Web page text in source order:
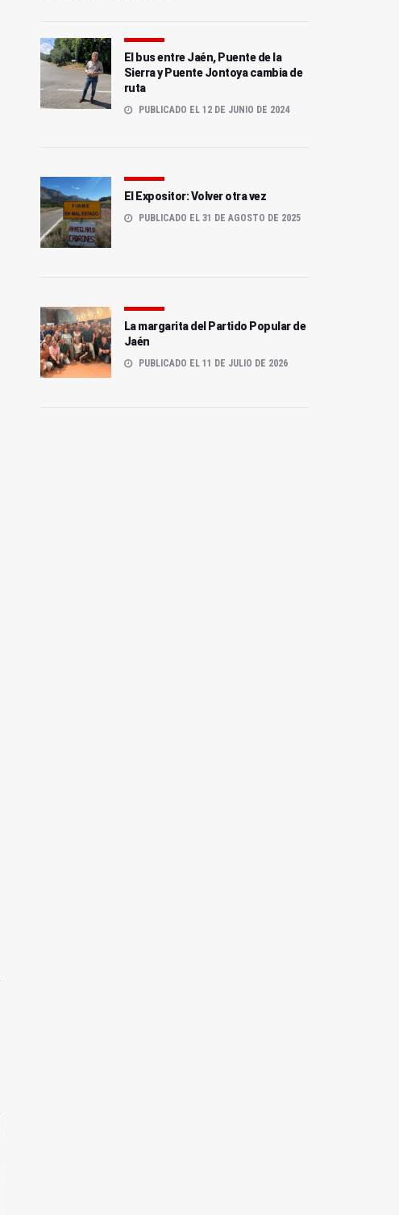
El bus entre Jaén, Puente de la
Sierra y Puente Jontoya cambia de
ruta
PUBLICADO EL 12 DE JUNIO DE 2024
El Expositor: Volver otra vez
PUBLICADO EL 31 DE AGOSTO DE 2025
La margarita del Partido Popular de
Jaén
PUBLICADO EL 11 DE JULIO DE 2026